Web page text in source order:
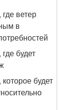
ветер
в
будет
будет